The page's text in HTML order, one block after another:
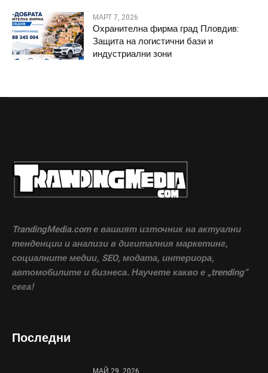
МАРТ 7, 2026
Охранителна фирма град Пловдив:
Защита на логистични бази и
индустриални зони
TrandingMedia.com е вашият източник на актуални
тенденции и анализи в дигиталния маркетинг,
социалните медии, SEO, модата, интериора,
автомобилите и бизнеса. Научете какво е „trending“
сега!
Последни